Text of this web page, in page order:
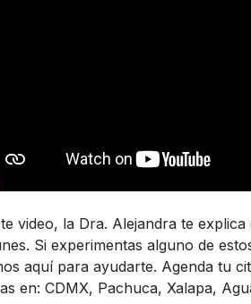
video, la Dra. Alejandra te
Si experimentas alguno de
aquí para ayudarte. Agenda tu
en: CDMX, Pachuca, Xalapa,